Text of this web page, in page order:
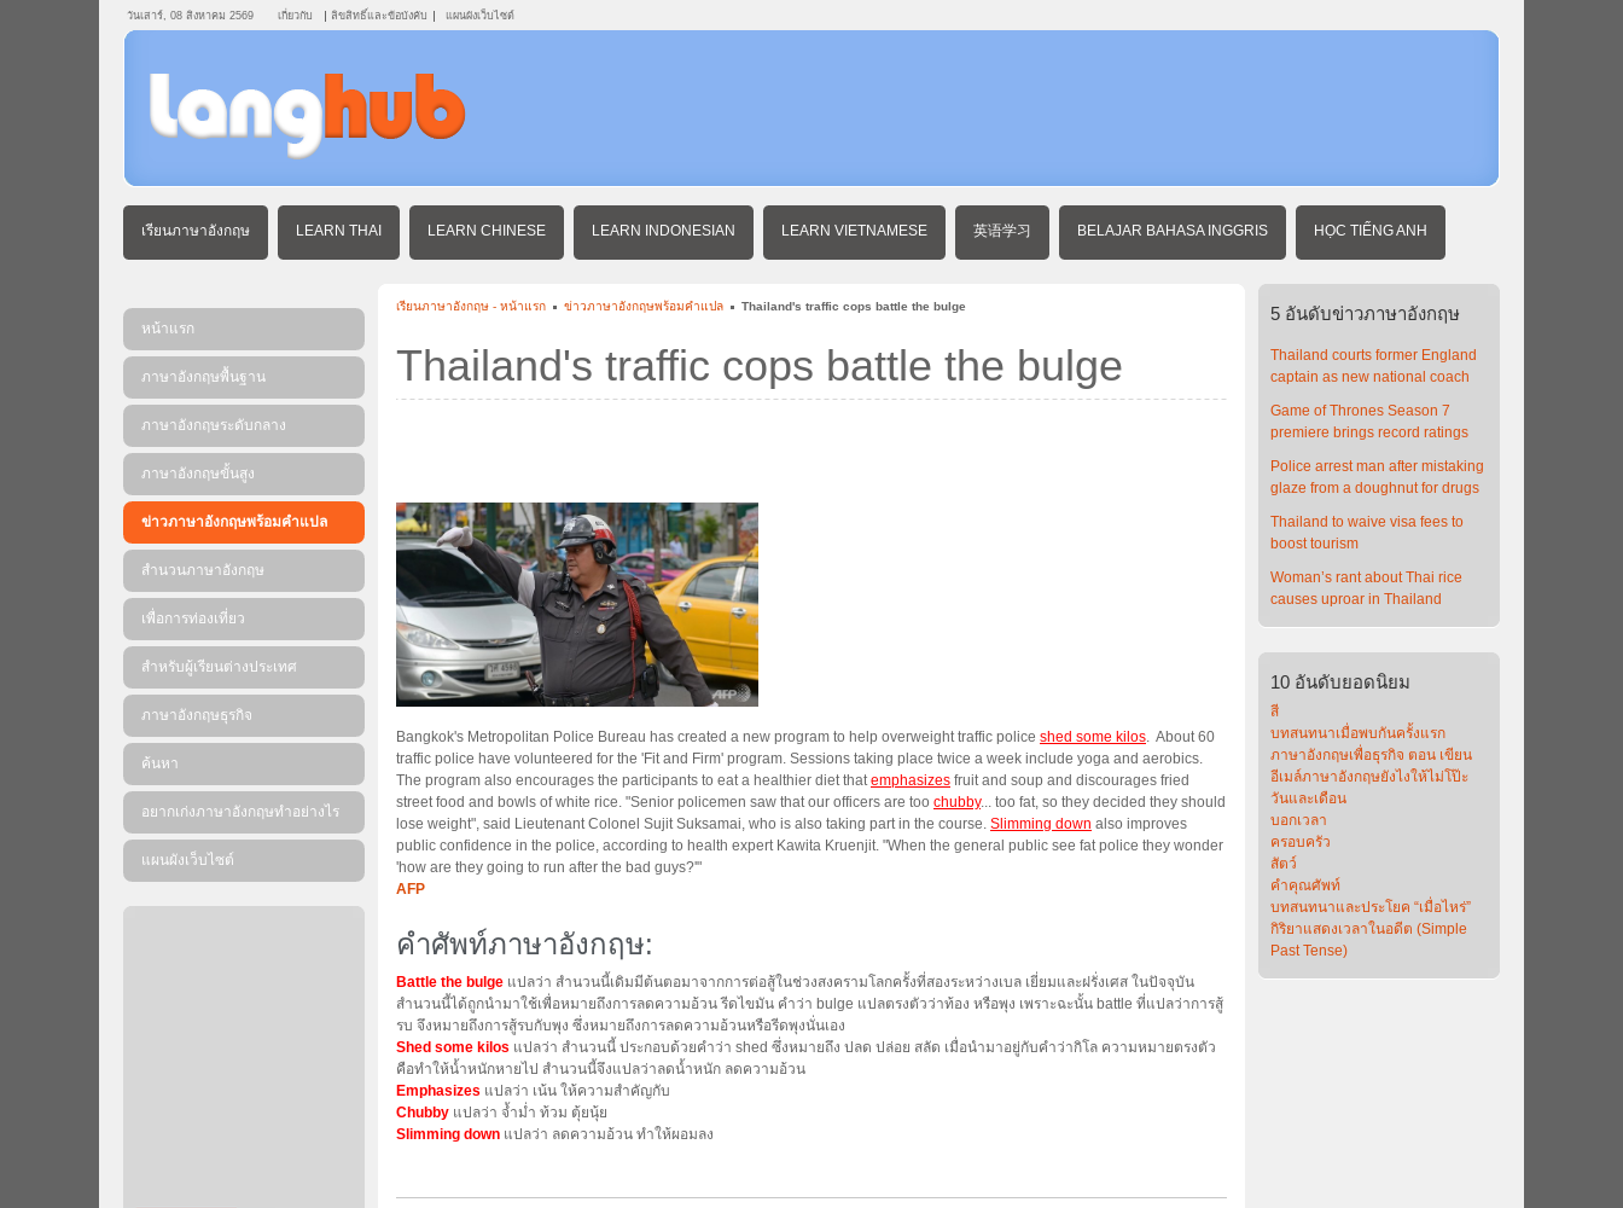
วันเสาร์, 08 สิงหาคม 2569 เกี่ยวกับ ลิขสิทธิ์และข้อบังคับ แผนผังเว็บไซต์
เรียนภาษาอังกฤษ LEARN THAI LEARN CHINESE LEARN INDONESIAN LEARN VIETNAMESE 英语学习 BELAJAR BAHASA INGGRIS HỌC TIẾNG ANH
เรียนภาษาอังกฤษ - หน้าแรก ข่าวภาษาอังกฤษพร้อมคําแปล Thailand's traffic cops battle the bulge
Thailand's traffic cops battle the bulge
Bangkok's Metropolitan Police Bureau has created a new program to help overweight traffic police shed some kilos . About 60
traffic police have volunteered for the 'Fit and Firm' program. Sessions taking place twice a week include yoga and aerobics.
The program also encourages the participants to eat a healthier diet that emphasizes fruit and soup and discourages fried
street food and bowls of white rice. "Senior policemen saw that our officers are too chubby... too fat, so they decided they should
lose weight", said Lieutenant Colonel Sujit Suksamai, who is also taking part in the course. Slimming down also improves
public confidence in the police, according to health expert Kawita Kruenjit. "When the general public see fat police they wonder
'how are they going to run after the bad guys?'"
AFP
คำศัพท์ภาษาอังกฤษ:
Battle the bulge แปลว่า สำนวนนี้เดิมมีต้นตอมาจากการต่อสู้ในช่วงสงครามโลกครั้งที่สองระหว่างเบล เยี่ยมและฝรั่งเศส ในปัจจุบัน
สำนวนนี้ได้ถูกนำมาใช้เพื่อหมายถึงการลดความอ้วน รีดไขมัน คำว่า bulge แปลตรงตัวว่าท้อง หรือพุง เพราะฉะนั้น battle ที่แปลว่าการสู้
รบ จึงหมายถึงการสู้รบกับพุง ซึ่งหมายถึงการลดความอ้วนหรือรีดพุงนั่นเอง
Shed some kilos แปลว่า สำนวนนี้ ประกอบด้วยคำว่า shed ซึ่งหมายถึง ปลด ปล่อย สลัด เมื่อนำมาอยู่กับคำว่ากิโล ความหมายตรงตัว
คือทำให้น้ำหนักหายไป สำนวนนี้จึงแปลว่าลดน้ำหนัก ลดความอ้วน
Emphasizes แปลว่า เน้น ให้ความสำคัญกับ
Chubby แปลว่า จ้ำม่ำ ท้วม ตุ้ยนุ้ย
Slimming down แปลว่า ลดความอ้วน ทำให้ผอมลง
หน้าแรก
ภาษาอังกฤษพื้นฐาน
ภาษาอังกฤษระดับกลาง
ภาษาอังกฤษขั้นสูง
ข่าวภาษาอังกฤษพร้อมคําแปล
สำนวนภาษาอังกฤษ
เพื่อการท่องเที่ยว
สำหรับผู้เรียนต่างประเทศ
ภาษาอังกฤษธุรกิจ
ค้นหา
อยากเก่งภาษาอังกฤษทำอย่างไร
แผนผังเว็บไซต์
5 อันดับข่าวภาษาอังกฤษ
Thailand courts former England
captain as new national coach
Game of Thrones Season 7
premiere brings record ratings
Police arrest man after mistaking
glaze from a doughnut for drugs
Thailand to waive visa fees to
boost tourism
Woman’s rant about Thai rice
causes uproar in Thailand
10 อันดับยอดนิยม
สี
บทสนทนาเมื่อพบกันครั้งแรก
ภาษาอังกฤษเพื่อธุรกิจ ตอน เขียน
อีเมล์ภาษาอังกฤษยังไงให้ไม่โป๊ะ
วันและเดือน
บอกเวลา
ครอบครัว
สัตว์
คำคุณศัพท์
บทสนทนาและประโยค “เมื่อไหร่”
กิริยาแสดงเวลาในอดีต (Simple
Past Tense)